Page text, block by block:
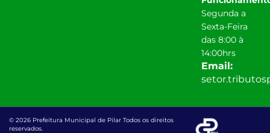
Segunda a
Sexta-Feira
das 8:00 à
14:00hrs
Email:
© 2026 Prefeitura Municipal de Pilar Todos os direitos
reservados.